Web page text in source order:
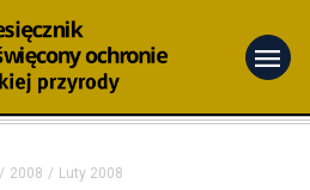
menu
2008 Luty 2008